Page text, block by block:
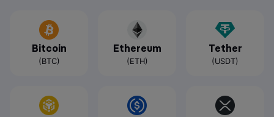
Bitcoin
(BTC)
Ethereum
(ETH)
Tether
(USDT)